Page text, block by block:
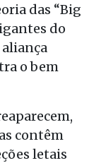
das “Big
do
o bem
contêm
letais